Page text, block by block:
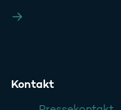
Kontakt